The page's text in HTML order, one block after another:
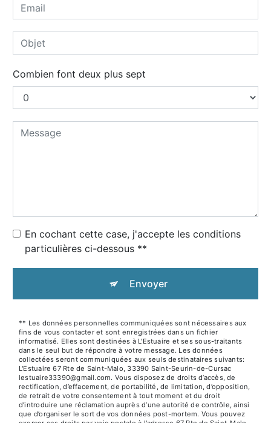
Combien font deux plus sept
En cochant cette case, j'accepte les conditions
particulières ci-dessous **
Envoyer
** Les données personnelles communiquées sont nécessaires aux
fins de vous contacter et sont enregistrées dans un fichier
informatisé. Elles sont destinées à L'Estuaire et ses sous-traitants
dans le seul but de répondre à votre message. Les données
collectées seront communiquées aux seuls destinataires suivants:
L'Estuaire 67 Rte de Saint-Malo, 33390 Saint-Seurin-de-Cursac
lestuaire33390@gmail.com. Vous disposez de droits d’accès, de
rectification, d’effacement, de portabilité, de limitation, d’opposition,
de retrait de votre consentement à tout moment et du droit
d’introduire une réclamation auprès d’une autorité de contrôle, ainsi
que d’organiser le sort de vos données post-mortem. Vous pouvez